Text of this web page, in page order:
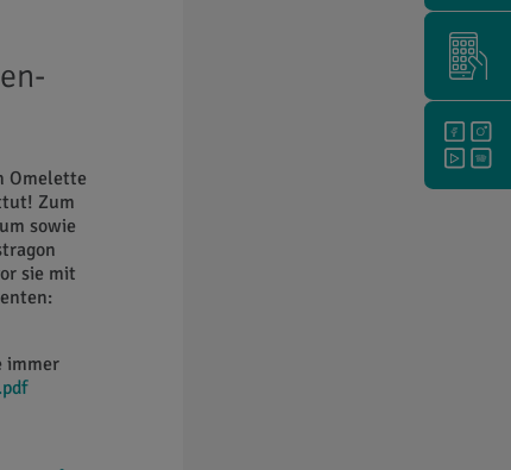
Omelette
Zum
sowie
sie mit
immer